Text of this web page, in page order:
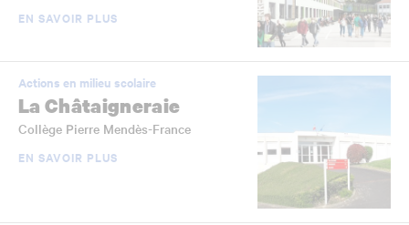
EN SAVOIR PLUS
Actions en milieu scolaire
La Châtaigneraie
Collège Pierre Mendès-France
EN SAVOIR PLUS